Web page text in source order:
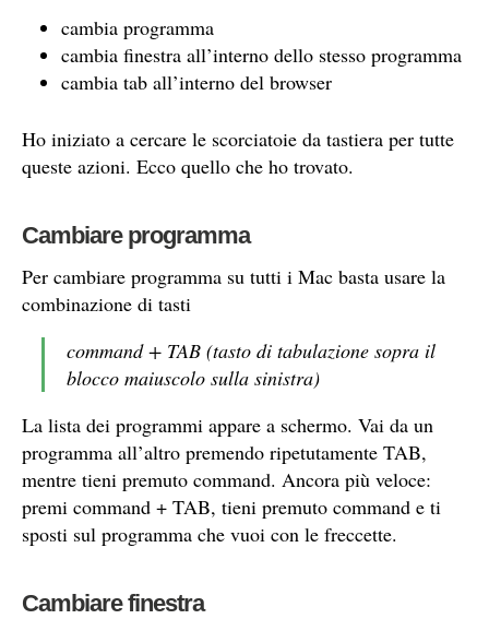
cambia programma
cambia finestra all’interno dello stesso programma
cambia tab all’interno del browser
Ho iniziato a cercare le scorciatoie da tastiera per tutte
queste azioni. Ecco quello che ho trovato.
Cambiare programma
Per cambiare programma su tutti i Mac basta usare la
combinazione di tasti
command + TAB (tasto di tabulazione sopra il
blocco maiuscolo sulla sinistra)
La lista dei programmi appare a schermo. Vai da un
programma all’altro premendo ripetutamente TAB,
mentre tieni premuto command. Ancora più veloce:
premi command + TAB, tieni premuto command e ti
sposti sul programma che vuoi con le freccette.
Cambiare finestra